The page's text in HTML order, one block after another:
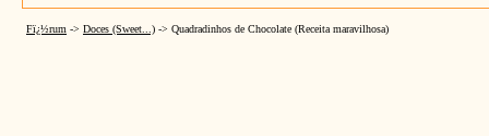
Fï¿½rum -> Doces (Sweet...) -> Quadradinhos de Chocolate (Receita maravilhosa)